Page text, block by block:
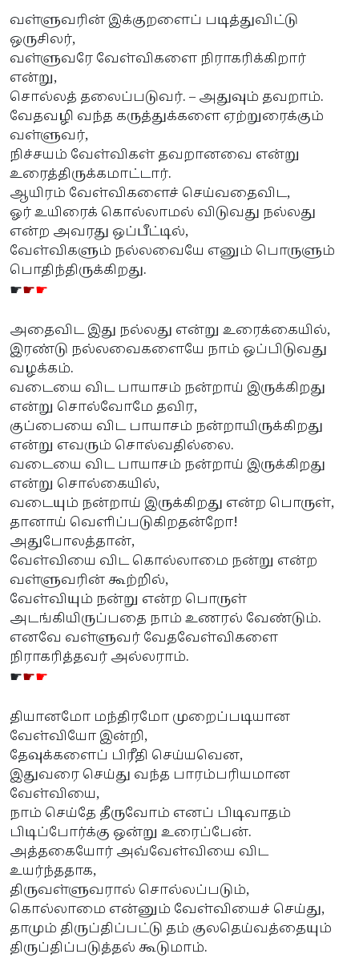
வள்ளுவரின் இக்குறளைப் படித்துவிட்டு
ஒருசிலர்,
வள்ளுவரே வேள்விகளை நிராகரிக்கிறார்
என்று,
சொல்லத் தலைப்படுவர். – அதுவும் தவறாம்.
வேதவழி வந்த கருத்துக்களை ஏற்றுரைக்கும்
வள்ளுவர்,
நிச்சயம் வேள்விகள் தவறானவை என்று
உரைத்திருக்கமாட்டார்.
ஆயிரம் வேள்விகளைச் செய்வதைவிட,
ஓர் உயிரைக் கொல்லாமல் விடுவது நல்லது
என்ற அவரது ஒப்பீட்டில்,
வேள்விகளும் நல்லவையே எனும் பொருளும்
பொதிந்திருக்கிறது.
☛☛☛
அதைவிட இது நல்லது என்று உரைக்கையில்,
இரண்டு நல்லவைகளையே நாம் ஒப்பிடுவது
வழக்கம்.
வடையை விட பாயாசம் நன்றாய் இருக்கிறது
என்று சொல்வோமே தவிர,
குப்பையை விட பாயாசம் நன்றாயிருக்கிறது
என்று எவரும் சொல்வதில்லை.
வடையை விட பாயாசம் நன்றாய் இருக்கிறது
என்று சொல்கையில்,
வடையும் நன்றாய் இருக்கிறது என்ற பொருள்,
தானாய் வெளிப்படுகிறதன்றோ!
அதுபோலத்தான்,
வேள்வியை விட கொல்லாமை நன்று என்ற
வள்ளுவரின் கூற்றில்,
வேள்வியும் நன்று என்ற பொருள்
அடங்கியிருப்பதை நாம் உணரல் வேண்டும்.
எனவே வள்ளுவர் வேதவேள்விகளை
நிராகரித்தவர் அல்லராம்.
☛☛☛
தியானமோ மந்திரமோ முறைப்படியான
வேள்வியோ இன்றி,
தேவுக்களைப் பிரீதி செய்யவென,
இதுவரை செய்து வந்த பாரம்பரியமான
வேள்வியை,
நாம் செய்தே தீருவோம் எனப் பிடிவாதம்
பிடிப்போர்க்கு ஒன்று உரைப்பேன்.
அத்தகையோர் அவ்வேள்வியை விட
உயர்ந்ததாக,
திருவள்ளுவரால் சொல்லப்படும்,
கொல்லாமை என்னும் வேள்வியைச் செய்து,
தாமும் திருப்திப்பட்டு தம் குலதெய்வத்தையும்
திருப்திப்படுத்தல் கூடுமாம்.